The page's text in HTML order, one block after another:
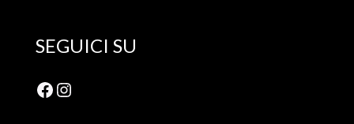
SEGUICI SU
Facebook
Instagram